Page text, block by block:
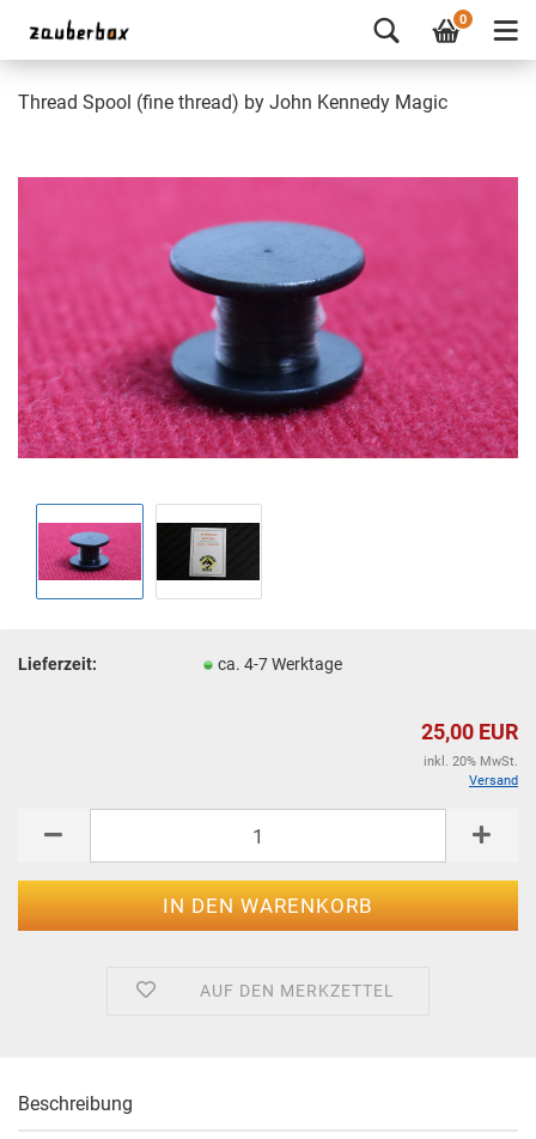
0
Thread Spool (fine thread) by John Kennedy Magic
Lieferzeit: ca. 4-7 Werktage
25,00 EUR
inkl. 20% MwSt.
Versand
AUF DEN MERKZETTEL
Beschreibung